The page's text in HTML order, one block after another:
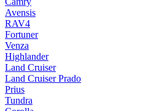
Avensis
RAV4
Fortuner
Venza
Highlander
Land Cruiser
Land Cruiser Prado
Prius
Tundra